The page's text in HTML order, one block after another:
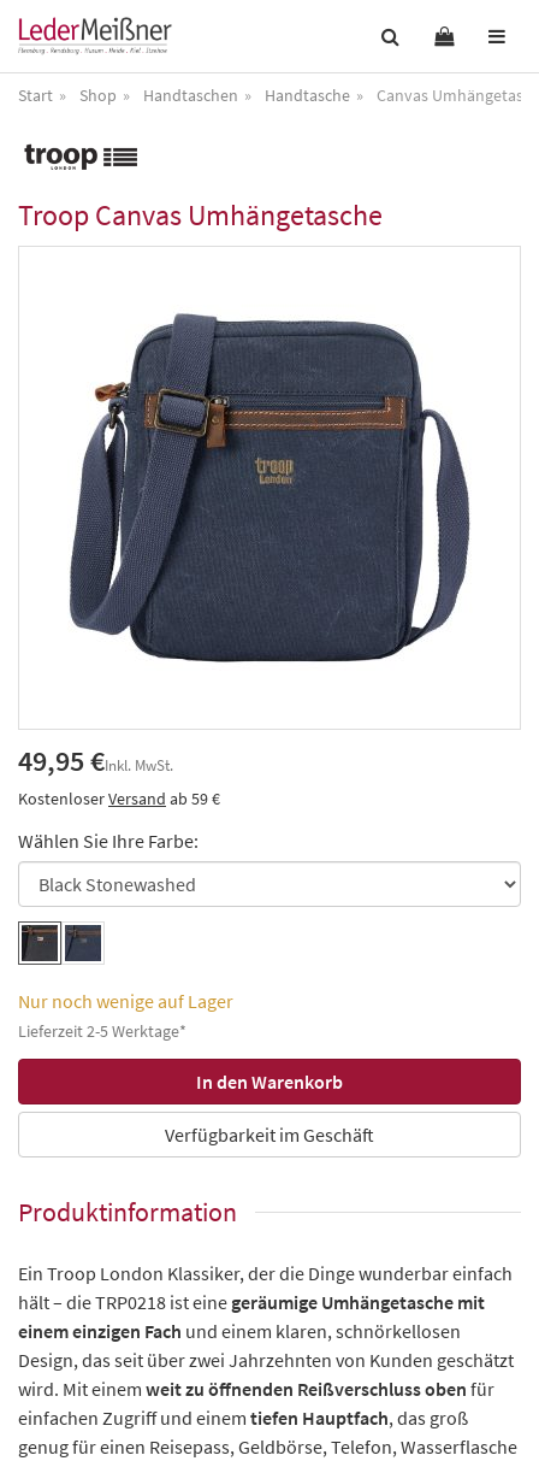
Start Shop Handtaschen Handtasche Canvas
TroopCanvas Umhängetasche
49,95 €Inkl. MwSt.
KostenloserVersand ab 59 €
Wählen Sie Ihre Farbe:
Nur noch wenige auf Lager
Lieferzeit 2-5 Werktage*
Verfügbarkeit im Geschäft
Produktinformation
Ein Troop London Klassiker, der die Dinge wunderbar einfach
hält – die TRP0218 ist eine geräumige Umhängetasche mit
einem einzigen Fach und einem klaren, schnörkellosen
Design, das seit über zwei Jahrzehnten von Kunden geschätzt
wird. Mit einem weit zu öffnenden Reißverschluss oben für
einfachen Zugriff und einem tiefen Hauptfach, das groß
genug für einen Reisepass, Geldbörse, Telefon, Wasserflasche